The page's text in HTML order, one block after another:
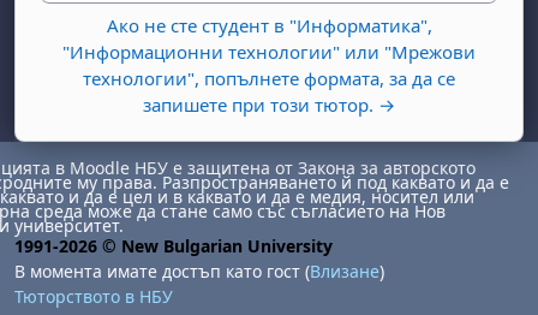
Ако не сте студент в "Информатика",
"Информационни технологии" или "Мрежови
технологии", попълнете формата, за да се
запишете при този тютор. →
в Moodle НБУ е защитена от Закона за авторското
му права. Разпространяването й под каквато и да е
и да е цел и в каквато и да е медия, носител или
среда може да стане само със съгласието на Нов
университет.
1991-2026 © New Bulgarian University
В момента имате достъп като гост (Влизане)
Тюторството в НБУ